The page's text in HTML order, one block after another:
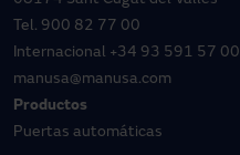
Tel. 900 82 77 00
Internacional +34 93 591 57 00
manusa@manusa.com
Productos
Puertas automáticas